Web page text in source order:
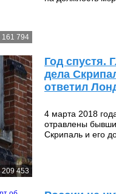
161 794
209 453
Год спустя.
дела
ответил
4 марта 2018
отравлены
Скрипаль и его